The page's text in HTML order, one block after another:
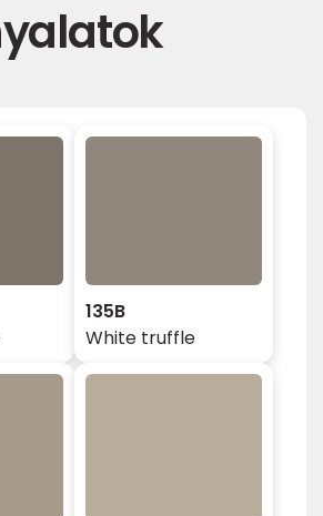
135B
White truffle